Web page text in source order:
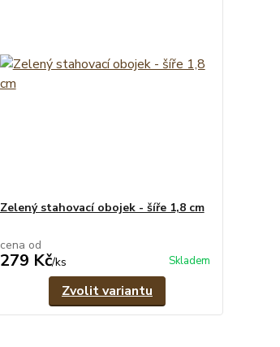
Zelený stahovací obojek - šíře 1,8 cm
cena od
279 Kč/ks Skladem
Zvolit variantu